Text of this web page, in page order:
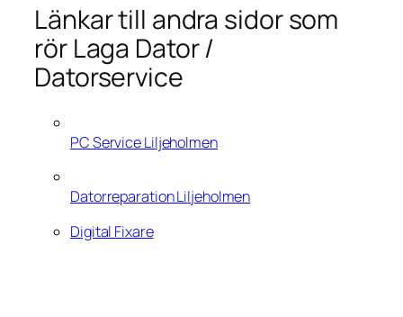
Länkar till andra sidor som
rör Laga Dator /
Datorservice
PC Service Liljeholmen
Datorreparation Liljeholmen
Digital Fixare